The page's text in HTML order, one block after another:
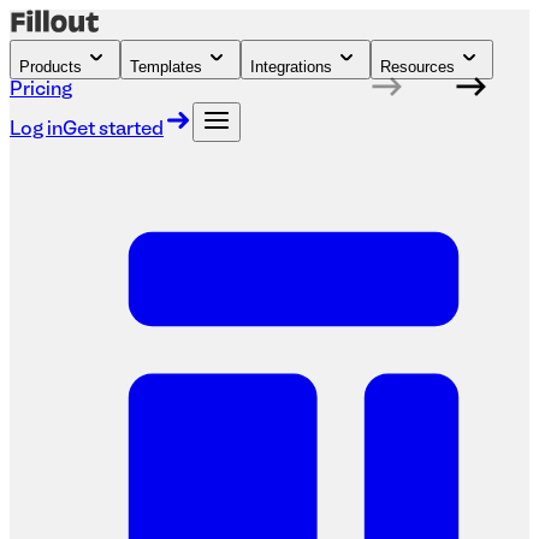
Products Templates Integrations Resources
Pricing
Log inGet started